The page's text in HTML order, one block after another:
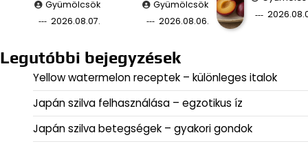
Gyümölcsök
2026.08.07.
Gyümölcsök
2026.08.06.
Legutóbbi bejegyzések
Yellow watermelon receptek – különleges italok
Japán szilva felhasználása – egzotikus íz
Japán szilva betegségek – gyakori gondok